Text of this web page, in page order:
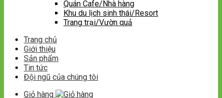
Quán Cafe/Nhà hàng
Khu du lịch sinh thái/Resort
Trang trại/Vườn quả
Trang chủ
Giới thiệu
Sản phẩm
Tin tức
Đội ngũ của chúng tôi
Giỏ hàng